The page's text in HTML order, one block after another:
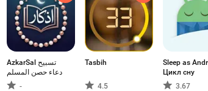
AzkarSal تسبيح
دعاء حصن المسلم
-
Tasbih
4.5
Sleep as
Цикл сну
3.67